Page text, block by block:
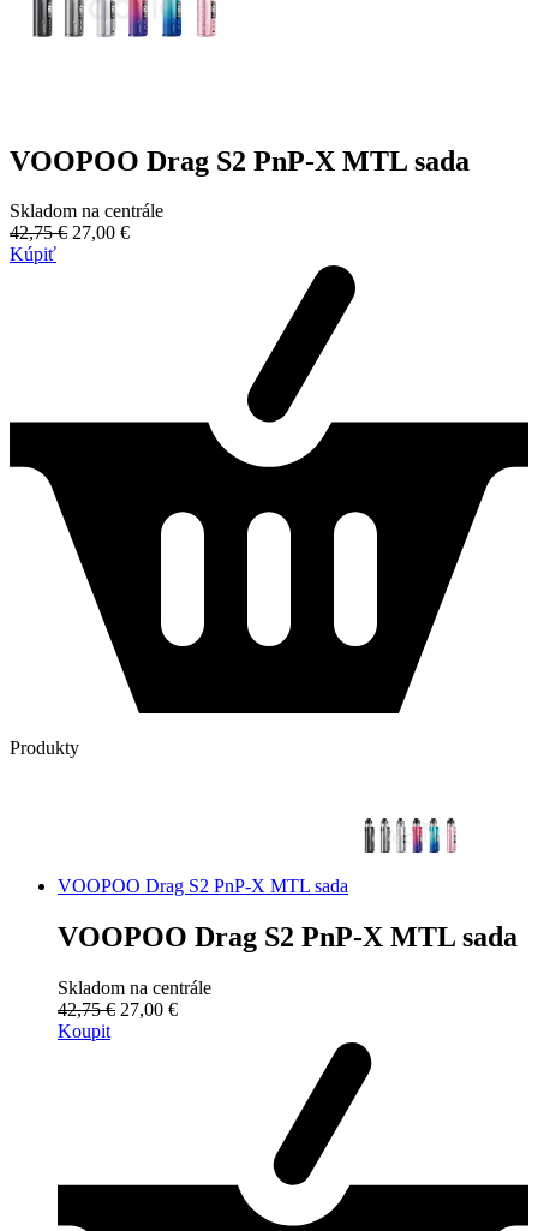
VOOPOO Drag S2 PnP-X MTL sada
Skladom na centrále
42,75 € 27,00 €
Kúpiť
Produkty
VOOPOO Drag S2 PnP-X MTL sada
VOOPOO Drag S2 PnP-X MTL sada
Skladom na centrále
42,75 € 27,00 €
Koupit